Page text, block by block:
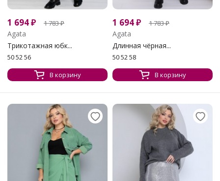
1 694₽ 1 783₽
Agata
Трикотажная юбк...
50 52 56
В корзину
1 694₽ 1 783₽
Agata
Длинная чёрная...
50 52 58
В корзину